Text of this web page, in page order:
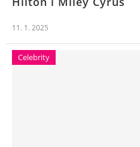
11. 1. 2025
Celebrity